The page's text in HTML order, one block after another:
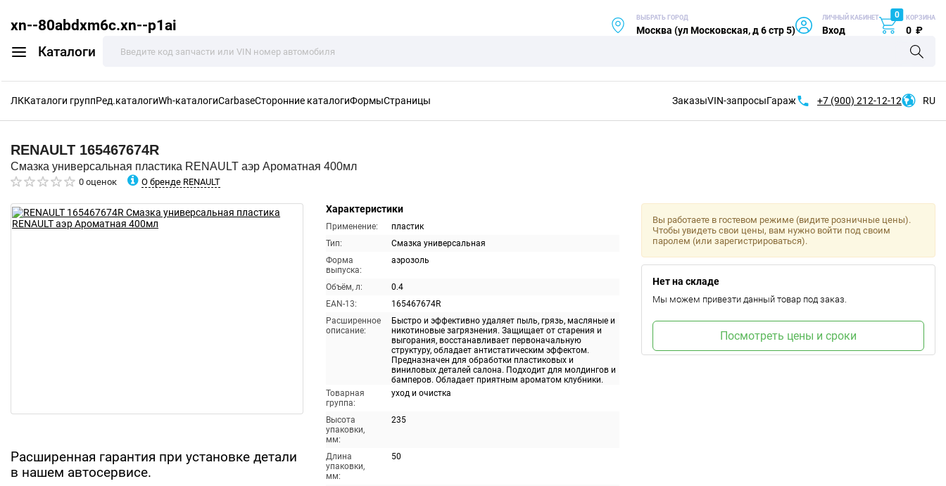
xn--80abdxm6c.xn--p1ai
Каталоги
ВЫБРАТЬ ГОРОД
Москва (ул Московская, д 6 стр 5)
ЛИЧНЫЙ КАБИНЕТ
Вход
0 КОРЗИНА
0 ₽
ЛККаталоги группРед.каталогиWh-каталогиCarbaseСторонние каталогиФормыСтраницы ЗаказыVIN-запросыГараж +7 (900) 212-12-12 RU
RENAULT 165467674R
Смазка универсальная пластика RENAULT аэр Ароматная 400мл
0 оценок О бренде RENAULT
Расширенная гарантия при установке детали
в нашем автосервисе.
Характеристики
Применение:
пластик
Тип:
Смазка универсальная
Форма
выпуска:
аэрозоль
Объём, л:
0.4
EAN-13:
165467674R
Расширенное
описание:
Быстро и эффективно удаляет пыль, грязь, масляные и
никотиновые загрязнения. Защищает от старения и
выгорания, восстанавливает первоначальную
структуру, обладает антистатическим эффектом.
Предназначен для обработки пластиковых и
виниловых деталей салона. Подходит для молдингов и
бамперов. Обладает приятным ароматом клубники.
Товарная
группа:
уход и очистка
Высота
упаковки,
мм:
235
Длина
упаковки,
мм:
50
Вы работаете в гостевом режиме (видите розничные цены).
Чтобы увидеть свои цены, вам нужно войти под своим
паролем (или зарегистрироваться).
Нет на складе
Мы можем привезти данный товар под заказ.
Посмотреть цены и сроки